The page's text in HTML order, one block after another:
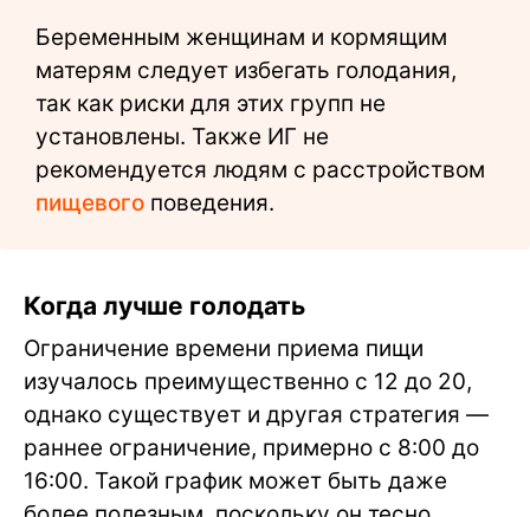
Беременным женщинам и кормящим
матерям следует избегать голодания,
так как риски для этих групп не
установлены. Также ИГ не
рекомендуется людям с расстройством
пищевого поведения.
Когда лучше голодать
Ограничение времени приема пищи
изучалось преимущественно с 12 до 20,
однако существует и другая стратегия —
раннее ограничение, примерно с 8:00 до
16:00. Такой график может быть даже